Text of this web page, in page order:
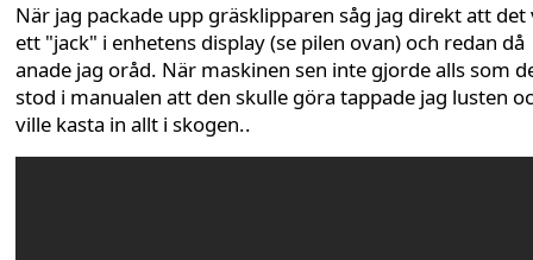
När jag packade upp gräsklipparen såg jag direkt att det
ett "jack" i enhetens display (se pilen ovan) och redan då
anade jag oråd. När maskinen sen inte gjorde alls som
stod i manualen att den skulle göra tappade jag lusten
ville kasta in allt i skogen..